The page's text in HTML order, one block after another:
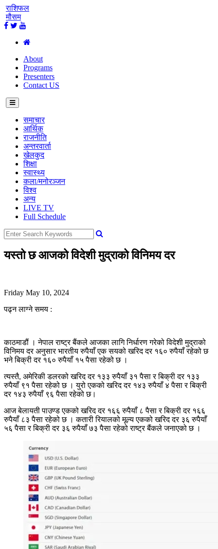
राशिफल
मौसम
About
Programs
Presenters
Contact US
समाचार
आर्थिक
राजनीति
अन्तरवार्ता
खेलकुद
शिक्षा
स्वास्थ्य
कला/मनोरञ्जन
विश्व
अन्य
LIVE TV
Full Schedule
यस्तो छ आजको विदेशी मुद्राको विनिमय दर
Friday May 10, 2024
पढ्न लाग्ने समय :
काठमाडौं । नेपाल राष्ट्र बैंकले आजका लागि निर्धारण गरेको विदेशी मुद्राको
विनिमय दर अनुसार भारतीय रुपैयाँ एक सयको खरिद दर १६० रुपैयाँ रहेको छ
भने बिक्री दर १६० रुपैयाँ १५ पैसा रहेको छ ।
त्यस्तै, अमेरिकी डलरको खरिद दर १३३ रुपैयाँ ३१ पैसा र बिक्री दर १३३
रुपैयाँ ९१ पैसा रहेको छ । युरो एकको खरिद दर १४३ रुपैयाँ ४ पैसा र बिक्री
दर १४३ रुपैयाँ ९६ पैसा रहेको छ।
आज बेलायती पाउण्ड एकको खरिद दर १६६ रुपैयाँ ८ पैसा र बिक्री दर १६६
रुपैयाँ ८३ पैसा रहेको छ । कतारी रियालको मूल्य एकको खरिद दर ३६ रुपैयाँ
५६ पैसा र बिक्री दर ३६ रुपैयाँ ७३ पैसा रहेको राष्ट्र बैंकले जनाएको छ ।